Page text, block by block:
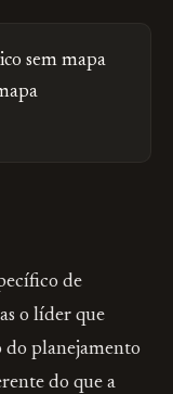
sem mapa
de
o líder que
planejamento
do que a